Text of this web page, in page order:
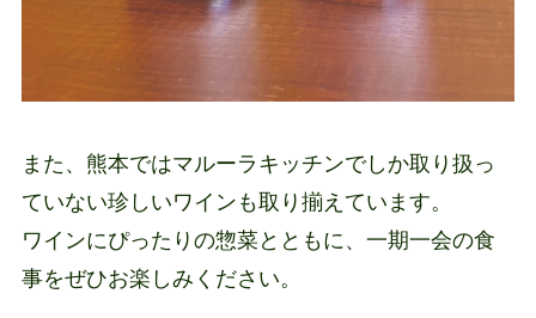
また、熊本ではマルーラキッチンでしか取り扱っ
ていない珍しいワインも取り揃えています。
ワインにぴったりの惣菜とともに、一期一会の食
事をぜひお楽しみください。